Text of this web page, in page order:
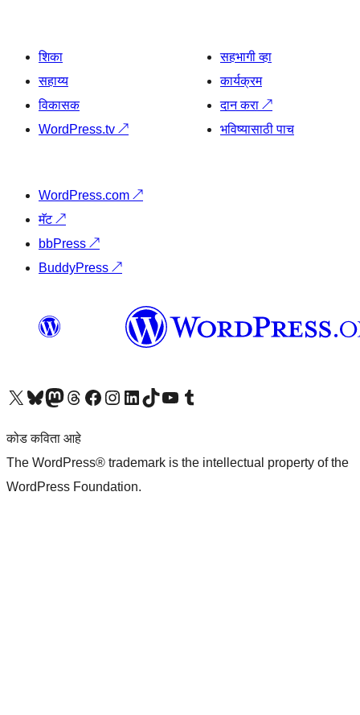
शिका
सहाय्य
विकासक
WordPress.tv ↗
सहभागी व्हा
कार्यक्रम
दान करा ↗
भविष्यासाठी पाच
WordPress.com ↗
मॅट↗
bbPress ↗
BuddyPress ↗
आमच्या X (एक्स) (पूर्वीचे ट्विटर) खात्याला भेट द्या आमच्या ब्लूस्की खात्याला भेट द्या.आमच्या Mastodon खात्याला भेट द्या.आमच्या थ्रेड्स खात्याला भेट द्या. आमच्या फेसबुक पेजला भेट द्या आमच्या इंस्टाग्राम खात्याला भेट द्या आमच्या लिंक्डइन खात्याला भेट द्या आमच्या टिकटॉक अकाउंटला भेट द्या.आमच्या यूट्यूब चॅनेलला भेट द्या आमच्या टंबलर खात्याला भेट द्या.
कोड कविता आहे
The WordPress® trademark is the intellectual property of the
WordPress Foundation.